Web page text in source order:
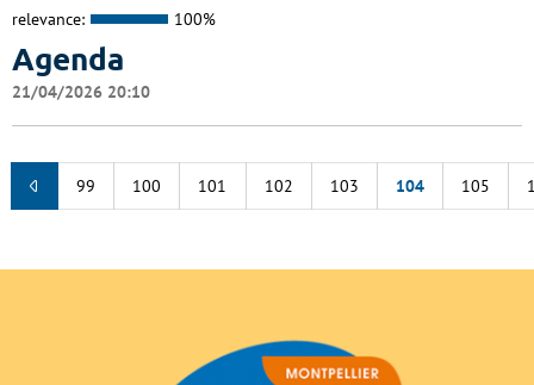
relevance: 100%
Agenda
21/04/2026 20:10
99 100 101 102 103 104 105